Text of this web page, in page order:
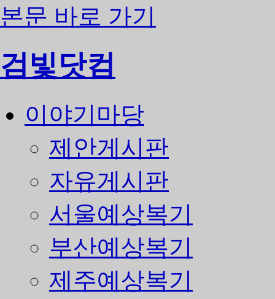
본문 바로 가기
검빛닷컴
이야기마당
제안게시판
자유게시판
서울예상복기
부산예상복기
제주예상복기